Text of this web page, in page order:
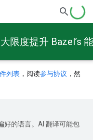
限度提升 Bazel’s
列表 ，阅读参与协议 ，然
好的语言。AI 翻译可能包